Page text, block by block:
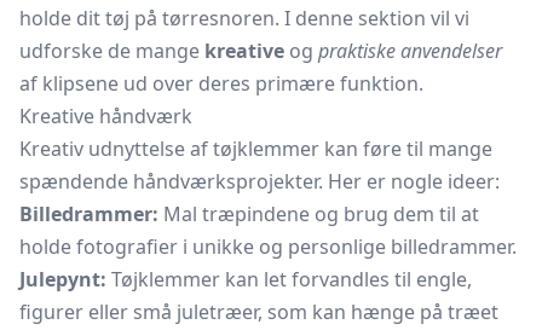
holde dit tøj på tørresnoren. I denne sektion vil vi
udforske de mange kreative og praktiske anvendelser
af klipsene ud over deres primære funktion.
Kreative håndværk
Kreativ udnyttelse af tøjklemmer kan føre til mange
spændende håndværksprojekter. Her er nogle ideer:
Billedrammer: Mal træpindene og brug dem til at
holde fotografier i unikke og personlige billedrammer.
Julepynt: Tøjklemmer kan let forvandles til engle,
figurer eller små juletræer, som kan hænge på træet